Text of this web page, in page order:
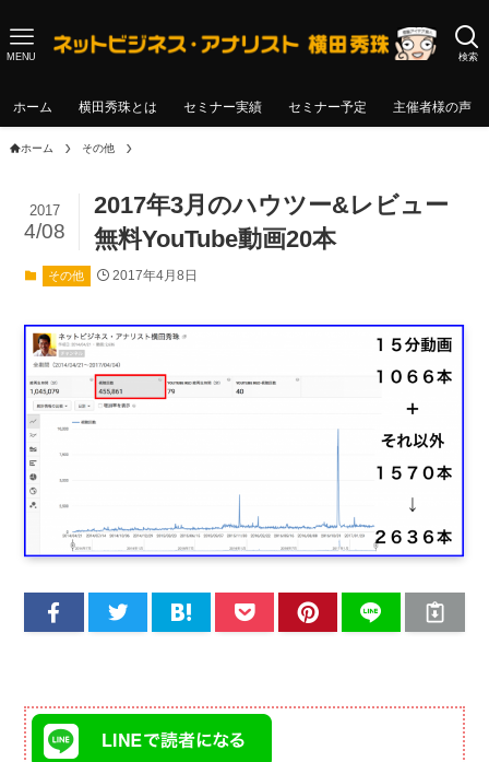
検索
MENU
ホーム 横田秀珠とは セミナー実績 セミナー予定 主催者様の声
ホーム その他
2017年3月のハウツー&レビュー
無料YouTube動画20本
2017
4/08
その他 2017年4月8日